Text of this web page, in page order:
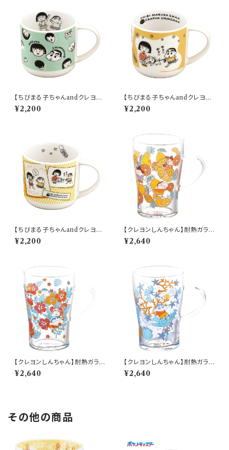
【ちびまる子ちゃんandクレヨン
しんちゃん】マグ(フェイス)【CM
CS10】【ちびまる子ちゃんandク
¥2,200
【ちびまる子ちゃんandクレヨン
しんちゃん】マグ(散歩)【CMCS
10】4979855123164
¥2,200
【ちびまる子ちゃんandクレヨン
しんちゃん】マグ(コミック)【CM
CS10】4979855123171
¥2,200
【クレヨンしんちゃん】耐熱ガラス
マグ（フルーツ）【CS40】CS43-
815
¥2,640
【クレヨンしんちゃん】耐熱ガラス
マグ（はな）【CS40】CS42-815
¥2,640
【クレヨンしんちゃん】耐熱ガラス
マグ（貝がら）【CS40】CS41-81
5
¥2,640
その他の商品